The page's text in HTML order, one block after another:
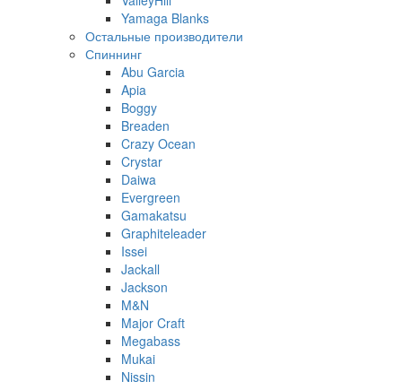
Yamaga Blanks
Остальные производители
Спиннинг
Abu Garcia
Apia
Boggy
Breaden
Crazy Ocean
Crystar
Daiwa
Evergreen
Gamakatsu
Graphiteleader
Issei
Jackall
Jackson
M&N
Major Craft
Megabass
Mukai
Nissin